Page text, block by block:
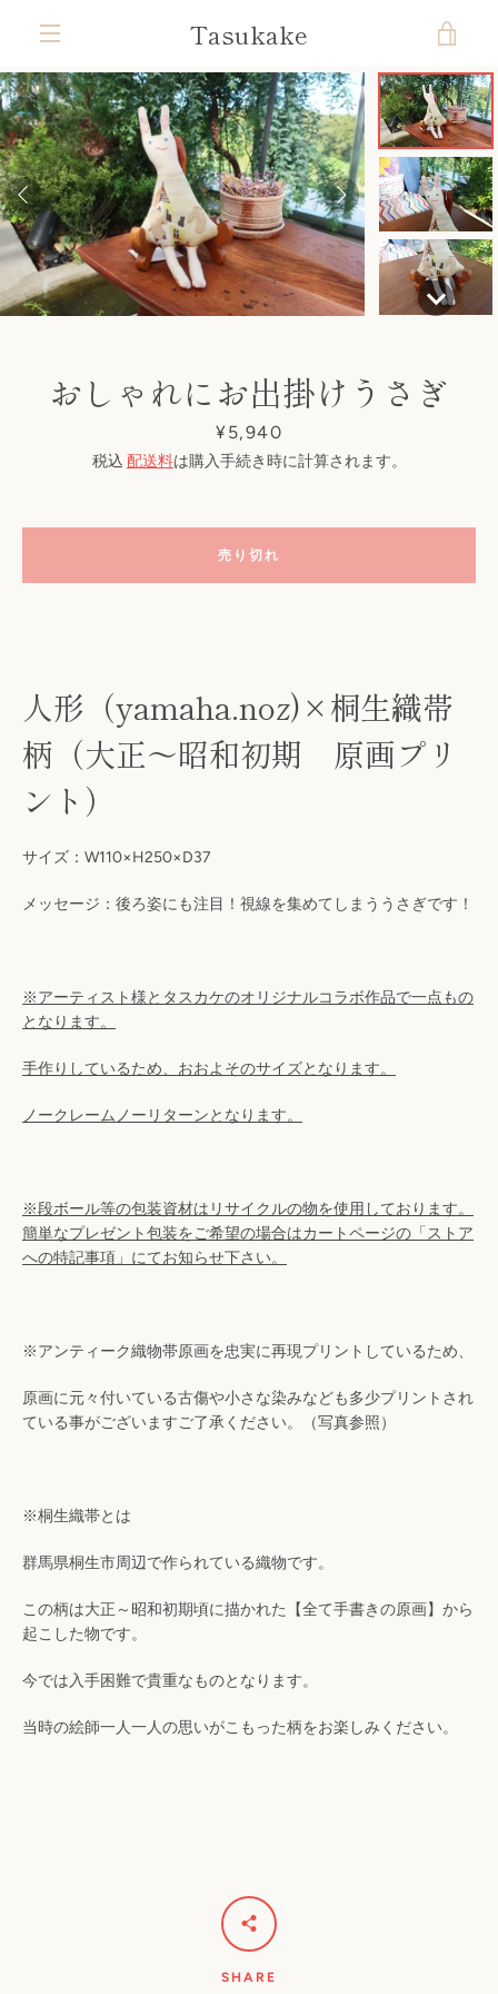
ン
ツ
に
ス
キ
ッ
プ
す
ニ
ュ
ー
一
検
索
Tasukake
ー
ト
を
見
る
おしゃれにお出掛けうさぎ
価
格
¥5,940
税込 配送料は購入手続き時に計算されます。
人形（yamaha.noz)×桐生織帯
柄（大正〜昭和初期 原画プリ
ント）
サイズ：W110×H250×D37
メッセージ：後ろ姿にも注目！視線を集めてしまううさぎです！
※アーティスト様とタスカケのオリジナルコラボ作品で一点もの
となります。
手作りしているため、おおよそのサイズとなります。
ノークレームノーリターンとなります。
※段ボール等の包装資材はリサイクルの物を使用しております。
簡単なプレゼント包装をご希望の場合はカートページの「ストア
への特記事項」にてお知らせ下さい。
※アンティーク織物帯原画を忠実に再現プリントしているため、
原画に元々付いている古傷や小さな染みなども多少プリントされ
ている事がございますご了承ください。（写真参照）
※桐生織帯とは
群馬県桐生市周辺で作られている織物です。
この柄は大正～昭和初期頃に描かれた【全て手書きの原画】から
起こした物です。
今では入手困難で貴重なものとなります。
当時の絵師一人一人の思いがこもった柄をお楽しみください。
売り切れ
SHARE
前
へ
次
へ
ス
ラ
イ
ド
1
ス
ラ
イ
ド
2
ス
ラ
イ
ド
3
ス
ラ
イ
ド
4
ス
ラ
イ
ド
5
ス
ラ
イ
ド
6